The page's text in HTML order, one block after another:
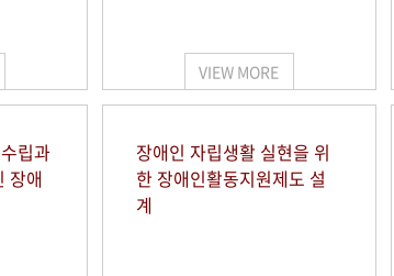
VIEW MORE
립과
장애
장애인 자립생활 실현을 위
한 장애인활동지원제도 설
계